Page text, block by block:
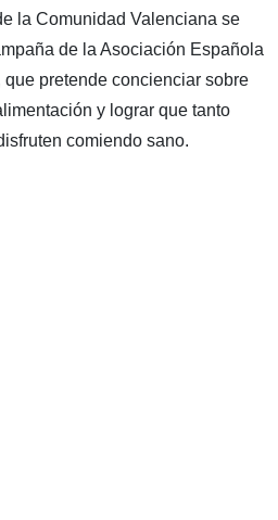
la Comunidad Valenciana se
de la Asociación Española
pretende concienciar sobre
y lograr que tanto
comiendo sano.